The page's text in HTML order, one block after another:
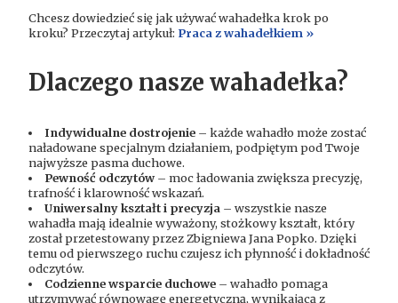
Chcesz dowiedzieć się jak używać wahadełka krok po
kroku? Przeczytaj artykuł: Praca z wahadełkiem »
Dlaczego nasze wahadełka?
Indywidualne dostrojenie– każde wahadło może zostać
naładowane specjalnym działaniem, podpiętym pod Twoje
najwyższe pasma duchowe.
Pewność odczytów– moc ładowania zwiększa precyzję,
trafność i klarowność wskazań.
Uniwersalny kształt i precyzja– wszystkie nasze
wahadła mają idealnie wyważony, stożkowy kształt, który
został przetestowany przez Zbigniewa Jana Popko. Dzięki
temu od pierwszego ruchu czujesz ich płynność i dokładność
odczytów.
Codzienne wsparcie duchowe– wahadło pomaga
utrzymywać równowagę energetyczną, wynikającą z